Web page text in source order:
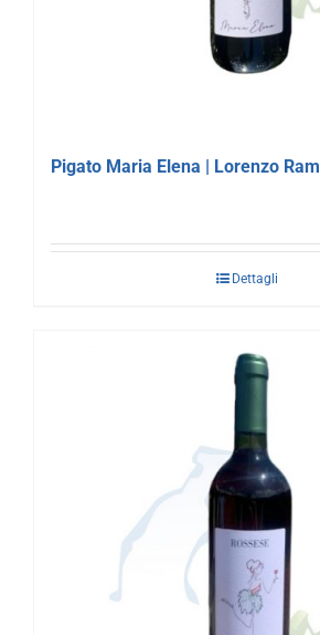
Pigato Maria Elena | Lorenzo
Dettagli